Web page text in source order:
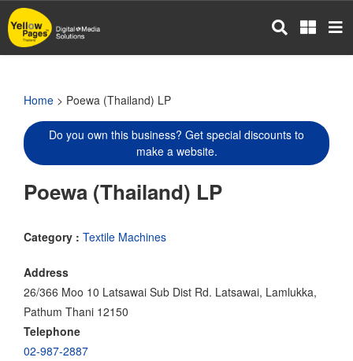
Skip
to
main
Home > Poewa (Thailand) LP
Do you own this business? Get special discounts to
make a website.
Poewa (Thailand) LP
Category : Textile Machines
Address
26/366 Moo 10 Latsawai Sub Dist Rd. Latsawai, Lamlukka,
Pathum Thani 12150
Telephone
02-987-2887